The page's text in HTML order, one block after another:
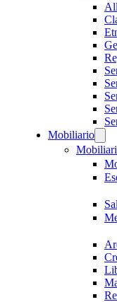
Mobiliario